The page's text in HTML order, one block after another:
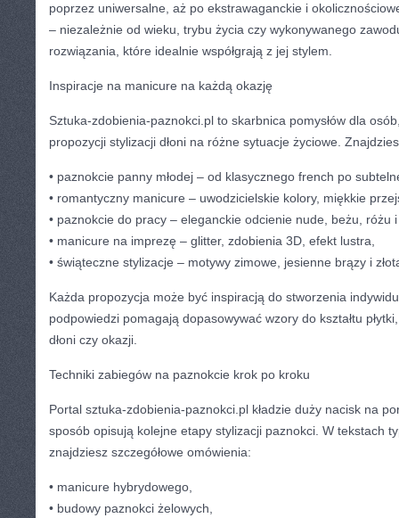
poprzez uniwersalne, aż po ekstrawaganckie i
– niezależnie od wieku, trybu życia czy wykonywanego
rozwiązania, które idealnie współgrają z jej stylem.
Inspiracje na manicure na każdą okazję
Sztuka-zdobienia-paznokci.pl to skarbnica pomysłów dla
propozycji stylizacji dłoni na różne sytuacje życiowe.
• paznokcie panny młodej – od klasycznego french po
• romantyczny manicure – uwodzicielskie kolory, miękkie
• paznokcie do pracy – eleganckie odcienie nude, beżu, różu
• manicure na imprezę – glitter, zdobienia 3D, efekt lustra,
• świąteczne stylizacje – motywy zimowe, jesienne brązy i
Każda propozycja może być inspiracją do stworzenia
podpowiedzi pomagają dopasowywać wzory do kształtu
dłoni czy okazji.
Techniki zabiegów na paznokcie krok po kroku
Portal sztuka-zdobienia-paznokci.pl kładzie duży nacisk na
sposób opisują kolejne etapy stylizacji paznokci. W tekstach
znajdziesz szczegółowe omówienia:
• manicure hybrydowego,
• budowy paznokci żelowych,